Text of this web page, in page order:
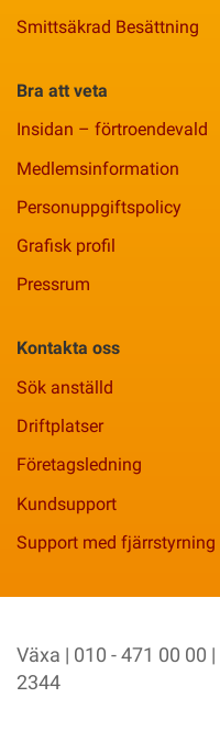
Smittsäkrad Besättning
Bra att veta
Insidan – förtroendevald
Medlemsinformation
Personuppgiftspolicy
Grafisk profil
Pressrum
Kontakta oss
Sök anställd
Driftplatser
Företagsledning
Kundsupport
Support med fjärrstyrning
Växa | 010 - 471 00 00 |
2344